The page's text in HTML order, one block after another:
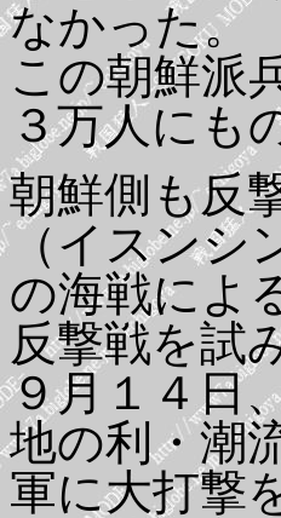
なかった。
この朝鮮派
３万人にも
朝鮮側も反
（イスンシ
の海戦によ
反撃戦を試
９月１４日
地の利・潮
軍に大打撃